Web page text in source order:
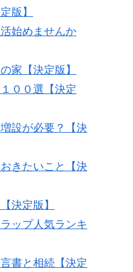
版】
始めませんか
家【決定版】
００選【決定
設が必要？【決
きたいこと【決
決定版】
ップ人気ランキ
書と相続【決定